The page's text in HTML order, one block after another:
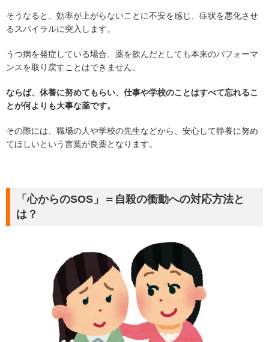
そうなると、効率が上がらないことに不安を感じ、症状を悪化させ
るスパイラルに突入します。
うつ病を発症している場合、薬を飲んだとしても本来のパフォーマ
ンスを取り戻すことはできません。
ならば、休養に努めてもらい、仕事や学校のことはすべて忘れるこ
とが何よりも大事な薬です。
その際には、職場の人や学校の先生などから、安心して静養に努め
てほしいという言葉が良薬となります。
「心からのSOS」＝自殺の衝動への対応方法と
は？